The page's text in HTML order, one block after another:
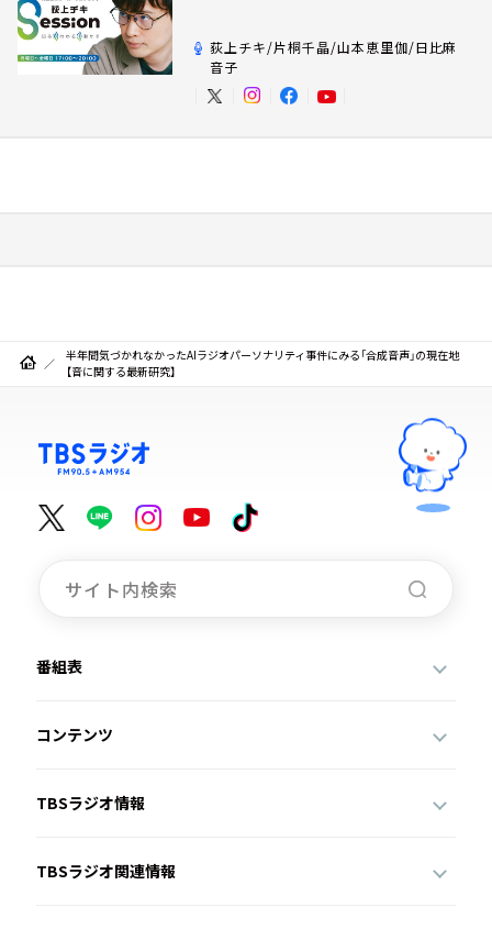
荻上チキ/片桐千晶/山本恵里伽/日比麻
音子
半年間気づかれなかったAIラジオパーソナリティ事件にみる「合成音声」の現在地
【音に関する最新研究】
番組表
コンテンツ
TBSラジオ情報
TBSラジオ関連情報